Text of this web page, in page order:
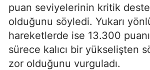
puan seviyelerinin kritik
olduğunu söyledi. Yukarı
hareketlerde ise 13.300
sürece kalıcı bir yükselişten
zor olduğunu vurguladı.